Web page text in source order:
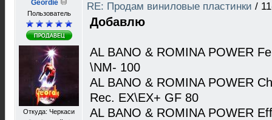
Geordie
Пользователь
Откуда: Черкаси
RE: Продам виниловые пластинки /
Добавлю
AL BANO & ROMINA POWER
\NM- 100
AL BANO & ROMINA POWER
Rec. EX\EX+ GF 80
AL BANO & ROMINA POWER